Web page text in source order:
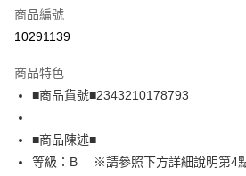
超商取貨付款
Apple Pay
街口支付
悠遊付
商品編號
10291139
商品特色
■商品貨號■2343210178793
■商品陳述■
等級：B ※請參照下方詳細說明第4